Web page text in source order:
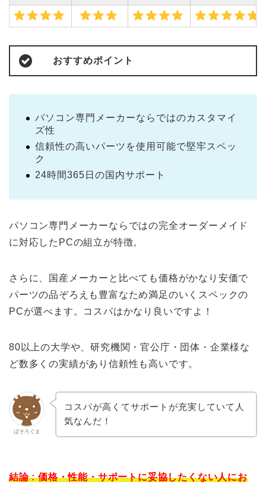
おすすめポイント
パソコン専門メーカーならではのカスタマイ
ズ性
信頼性の高いパーツを使用可能で堅牢スペッ
ク
24時間365日の国内サポート
パソコン専門メーカーならではの完全オーダーメイド
に対応したPCの組立が特徴。
さらに、国産メーカーと比べても価格がかなり安価で
パーツの品ぞろえも豊富なため満足のいくスペックの
PCが選べます。コスパはかなり良いですよ！
80以上の大学や、研究機関・官公庁・団体・企業様な
ど数多くの実績があり信頼性も高いです。
ぱそろぐま
コスパが高くてサポートが充実していて人
気なんだ！
結論 : 価格・性能・サポートに妥協したくない人にお